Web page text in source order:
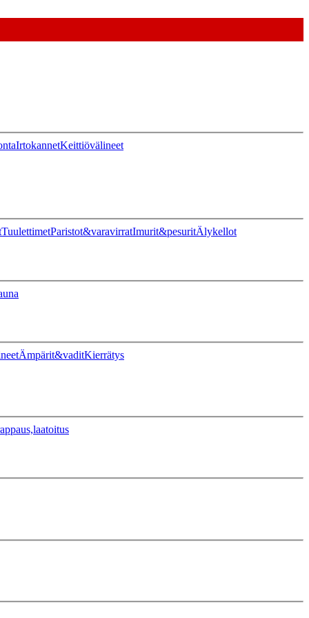
IrtokannetKeittiövälineet
TuulettimetParistot&varavirratImurit&pesuritÄlykellot
Ämpärit&vaditKierrätys